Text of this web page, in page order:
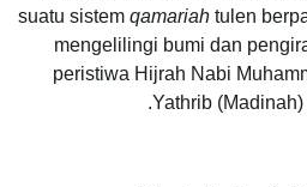
suatu sistem qamariah tulen
mengelilingi bumi dan
peristiwa Hijrah Nabi
Yathrib